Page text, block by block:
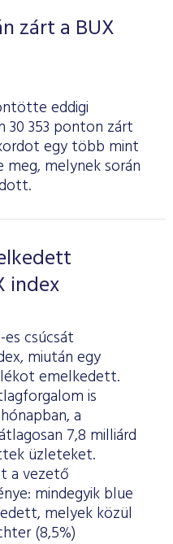
zárt a BUX
eddigi
30 353 ponton zárt
egy több mint
melynek során
index
csúcsát
miután egy
emelkedett.
is
a
7,8 milliárd
üzleteket.
a vezető
mindegyik blue
melyek közül
(8,5%)